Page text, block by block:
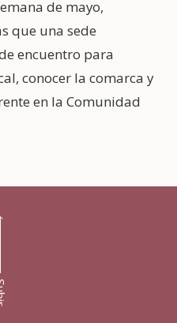
de mayo,
que una sede
encuentro para
conocer la comarca y
en la Comunidad